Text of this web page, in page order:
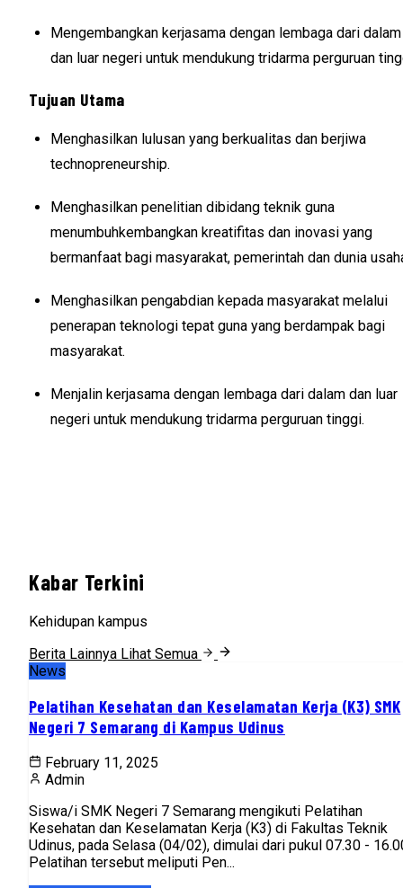
Mengembangkan kerjasama dengan lembaga dari dalam
dan luar negeri untuk mendukung tridarma perguruan
Tujuan Utama
Menghasilkan lulusan yang berkualitas dan berjiwa
technopreneurship.
Menghasilkan penelitian dibidang teknik guna
menumbuhkembangkan kreatifitas dan inovasi yang
bermanfaat bagi masyarakat, pemerintah dan dunia
Menghasilkan pengabdian kepada masyarakat melalui
penerapan teknologi tepat guna yang berdampak bagi
masyarakat.
Menjalin kerjasama dengan lembaga dari dalam dan luar
negeri untuk mendukung tridarma perguruan tinggi.
Kabar Terkini
Kehidupan kampus
Berita Lainnya Lihat Semua
News
Pelatihan Kesehatan dan Keselamatan Kerja (K3) SMK
Negeri 7 Semarang di Kampus Udinus
February 11, 2025
Admin
Siswa/i SMK Negeri 7 Semarang mengikuti Pelatihan
Kesehatan dan Keselamatan Kerja (K3) di Fakultas Teknik
Udinus, pada Selasa (04/02), dimulai dari pukul 07.30 -
Pelatihan tersebut meliputi Pen...